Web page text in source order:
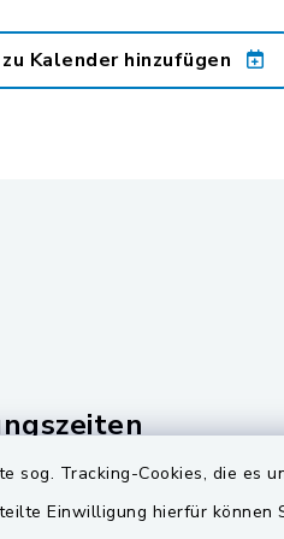
sog. Tracking-Cookies, die
Einwilligung hierfür können
zu Kalender hinzufügen
Freitag:
Uhr